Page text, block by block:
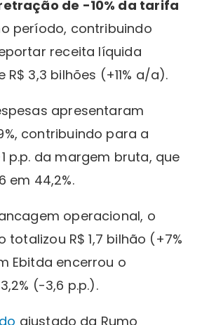
de -10% da tarifa
período, contribuindo
receita líquida
3,3 bilhões (+11% a/a).
apresentaram
contribuindo para a
p.p. da margem bruta, que
em 44,2%.
operacional, o
totalizou R$ 1,7 bilhão (+7%
Ebitda encerrou o
(-3,6 p.p.).
ajustado da Rumo